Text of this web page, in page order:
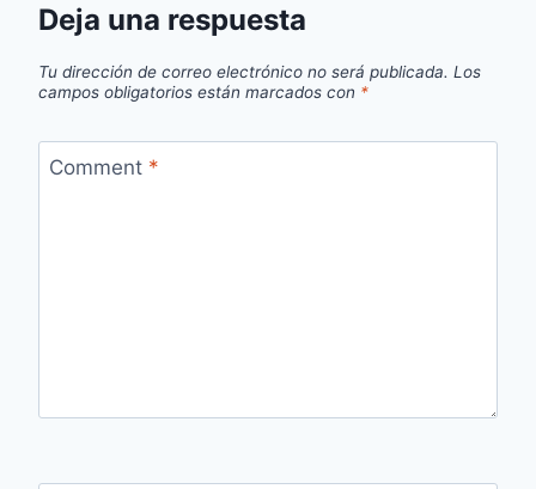
Deja una respuesta
Tu dirección de correo electrónico no será publicada. Los
campos obligatorios están marcados con *
Comment *